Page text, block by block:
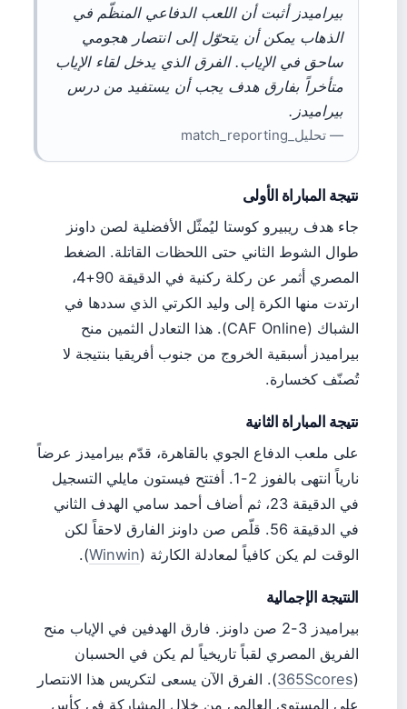
بيراميدز أثبت أن اللعب الدفاعي المنظّم في
الذهاب يمكن أن يتحوّل إلى انتصار هجومي
ساحق في الإياب. الفرق الذي يدخل لقاء الإياب
متأخراً بفارق هدف يجب أن يستفيد من درس
بيراميدز.
— تحليل_match_reporting
نتيجة المباراة الأولى
جاء هدف ريبيرو كوستا ليُمثّل الأفضلية لصن داونز
طوال الشوط الثاني حتى اللحظات القاتلة. الضغط
المصري أثمر عن ركلة ركنية في الدقيقة 90+4،
ارتدت منها الكرة إلى وليد الكرتي الذي سددها في
الشباك (CAF Online). هذا التعادل الثمين منح
بيراميدز أسبقية الخروج من جنوب أفريقيا بنتيجة لا
تُصنّف كخسارة.
نتيجة المباراة الثانية
على ملعب الدفاع الجوي بالقاهرة، قدّم بيراميدز عرضاً
نارياً انتهى بالفوز 2-1. أفتتح فيستون مايلي التسجيل
في الدقيقة 23، ثم أضاف أحمد سامي الهدف الثاني
في الدقيقة 56. قلّص صن داونز الفارق لاحقاً لكن
الوقت لم يكن كافياً لمعادلة الكارثة ( Winwin
).
النتيجة الإجمالية
بيراميدز 3-2 صن داونز. فارق الهدفين في الإياب منح
الفريق المصري لقباً تاريخياً لم يكن في الحسبان
365Scores). الفرق الآن يسعى لتكريس هذا الانتصار
على المستوى العالمي من خلال المشاركة في كأس